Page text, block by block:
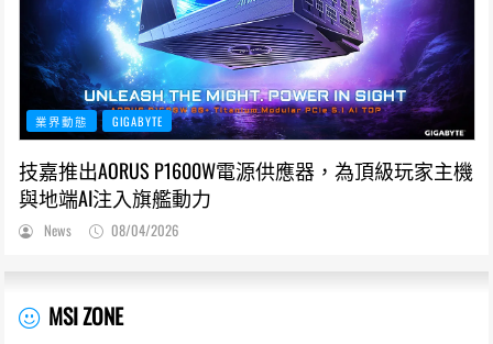
業界動態 GIGABYTE
技嘉推出AORUS P1600W電源供應器，為頂級玩家主機
與地端AI注入旗艦動力
News 08/04/2026
MSI ZONE